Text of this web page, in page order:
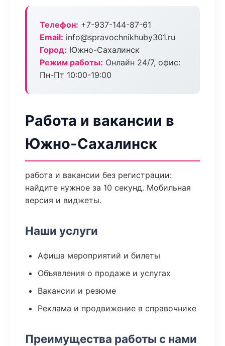
Телефон: +7-937-144-87-61
Email: info@spravochnikhuby301.ru
Город: Южно-Сахалинск
Режим работы: Онлайн 24/7, офис:
Пн-Пт 10:00-19:00
Работа и вакансии в
Южно-Сахалинск
работа и вакансии без регистрации:
найдите нужное за 10 секунд. Мобильная
версия и виджеты.
Наши услуги
Афиша мероприятий и билеты
Объявления о продаже и услугах
Вакансии и резюме
Реклама и продвижение в справочнике
Преимущества работы с нами